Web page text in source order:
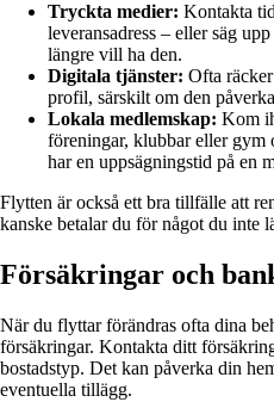
Tryckta medier: Kontakta
leveransadress – eller säg
längre vill ha den.
Digitala tjänster: Ofta
profil, särskilt om den
Lokala medlemskap: Kom
föreningar, klubbar eller gym
har en uppsägningstid på en
Flytten är också ett bra tillfälle att
kanske betalar du för något du inte
Försäkringar och
När du flyttar förändras ofta dina
försäkringar. Kontakta ditt
bostadstyp. Det kan påverka din
eventuella tillägg.